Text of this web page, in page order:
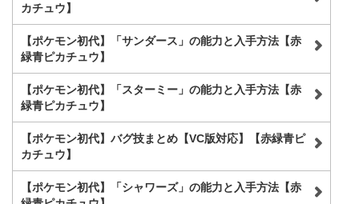
カチュウ】
【ポケモン初代】「サンダース」の能力と入手方法【赤
緑青ピカチュウ】
【ポケモン初代】「スターミー」の能力と入手方法【赤
緑青ピカチュウ】
【ポケモン初代】バグ技まとめ【VC版対応】【赤緑青ピ
カチュウ】
【ポケモン初代】「シャワーズ」の能力と入手方法【赤